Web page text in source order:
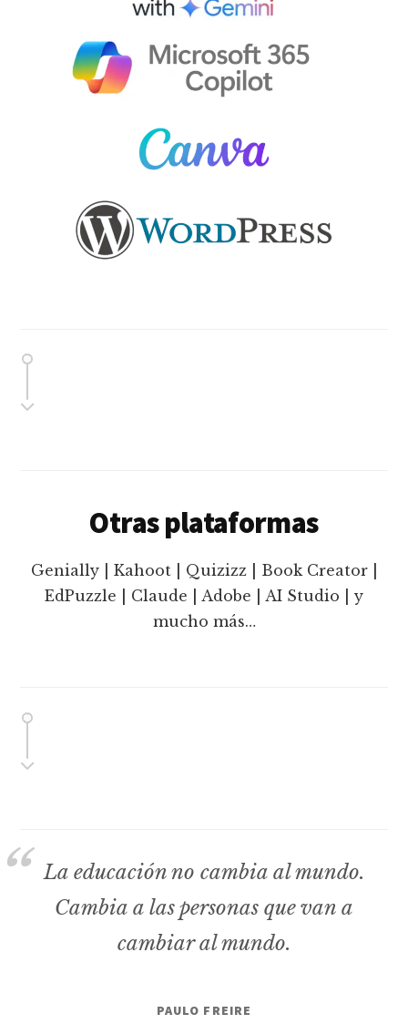
Otras plataformas
Genially | Kahoot | Quizizz | Book Creator |
EdPuzzle | Claude | Adobe | AI Studio | y
mucho más…
La educación no cambia al mundo.
Cambia a las personas que van a
cambiar al mundo.
PAULO FREIRE